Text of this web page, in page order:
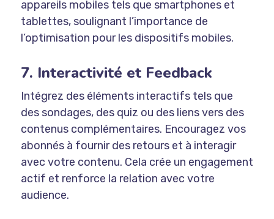
appareils mobiles tels que smartphones et
tablettes, soulignant l’importance de
l’optimisation pour les dispositifs mobiles.
7. Interactivité et Feedback
Intégrez des éléments interactifs tels que
des sondages, des quiz ou des liens vers des
contenus complémentaires. Encouragez vos
abonnés à fournir des retours et à interagir
avec votre contenu. Cela crée un engagement
actif et renforce la relation avec votre
audience.